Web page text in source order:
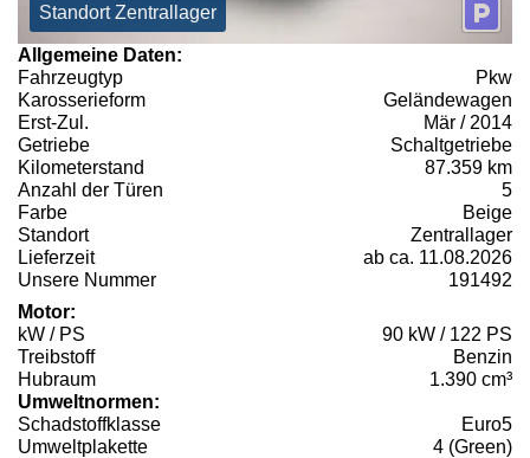
Standort Zentrallager
Allgemeine Daten:
Fahrzeugtyp
Pkw
Karosserieform
Geländewagen
Erst-Zul.
Mär / 2014
Getriebe
Schaltgetriebe
Kilometerstand
87.359 km
Anzahl der Türen
5
Farbe
Beige
Standort
Zentrallager
Lieferzeit
ab ca. 11.08.2026
Unsere Nummer
191492
Motor:
kW / PS
90 kW / 122 PS
Treibstoff
Benzin
Hubraum
1.390 cm³
Umweltnormen:
Schadstoffklasse
Euro5
Umweltplakette
4 (Green)